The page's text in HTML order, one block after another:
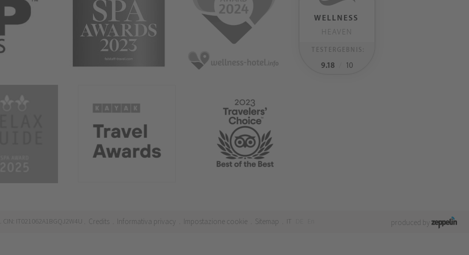
WELLNESS
HEAVEN
TESTERGEBNIS:
9.18 10
. CIN: IT021062A1BGQJ2W4U . Credits . Informativa privacy . Impostazione cookie . Sitemap . IT produced by